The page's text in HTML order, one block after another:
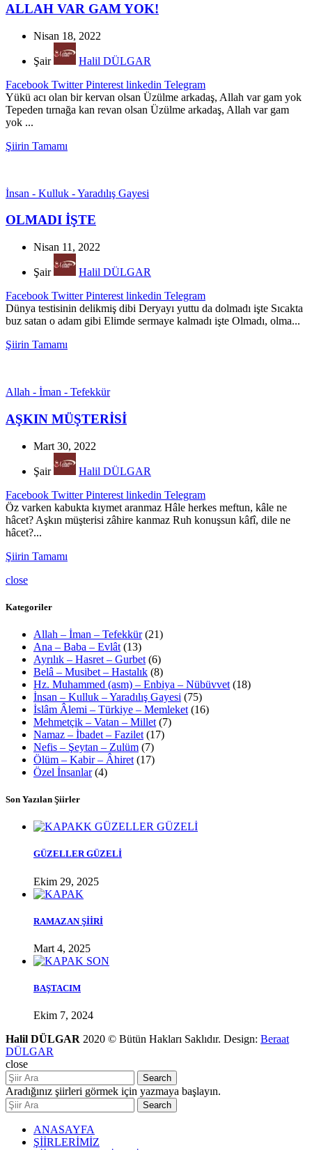
ALLAH VAR GAM YOK!
Nisan 18, 2022
Şair
Halil DÜLGAR
Facebook Twitter Pinterest linkedin Telegram
Yükü acı olan bir kervan olsan Üzülme arkadaş, Allah var gam yok
Tepeden tırnağa kan revan olsan Üzülme arkadaş, Allah var gam
yok ...
Şiirin Tamamı
İnsan - Kulluk - Yaradılış Gayesi
OLMADI İŞTE
Nisan 11, 2022
Şair
Halil DÜLGAR
Facebook Twitter Pinterest linkedin Telegram
Dünya testisinin delikmiş dibi Deryayı yuttu da dolmadı işte Sıcakta
buz satan o adam gibi Elimde sermaye kalmadı işte Olmadı, olma...
Şiirin Tamamı
Allah - İman - Tefekkür
AŞKIN MÜŞTERİSİ
Mart 30, 2022
Şair
Halil DÜLGAR
Facebook Twitter Pinterest linkedin Telegram
Öz varken kabukta kıymet aranmaz Hâle herkes meftun, kâle ne
hâcet? Aşkın müşterisi zâhire kanmaz Ruh konuşsun kâfî, dile ne
hâcet?...
Şiirin Tamamı
close
Kategoriler
Allah – İman – Tefekkür(21)
Ana – Baba – Evlât (13)
Ayrılık – Hasret – Gurbet (6)
Belâ – Musibet – Hastalık (8)
Hz. Muhammed (asm) – Enbiya – Nübüvvet (18)
İnsan – Kulluk – Yaradılış Gayesi (75)
İslâm Âlemi – Türkiye – Memleket (16)
Mehmetçik – Vatan – Millet (7)
Namaz – İbadet – Fazilet (17)
Nefis – Şeytan – Zulüm (7)
Ölüm – Kabir – Âhiret (17)
Özel İnsanlar(4)
Son Yazılan Şiirler
GÜZELLER GÜZELİ
Ekim 29, 2025
RAMAZAN ŞİİRİ
Mart 4, 2025
BAŞTACIM
Ekim 7, 2024
Halil DÜLGAR 2020 © Bütün Hakları Saklıdır. Design: Beraat
DÜLGAR
close
Search
Aradığınız şiirleri görmek için yazmaya başlayın.
Search
ANASAYFA
ŞİİRLERİMİZ